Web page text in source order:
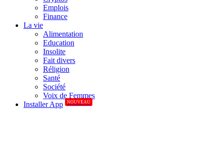
Emplois
Finance
La vie
Alimentation
Education
Insolite
Fait divers
Réligion
Santé
Société
Voix de Femmes
Installer App
NOUVEAU